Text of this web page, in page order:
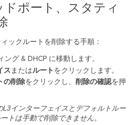
ドポート、スタティ
ックルートを削除する手順：
ング & DHCP に移動します。
スまたはルート をクリックします。
の削除をクリックし、 削除の確認を押
L3インターフェイスとデフォルトルー
トは手動で削除できません。